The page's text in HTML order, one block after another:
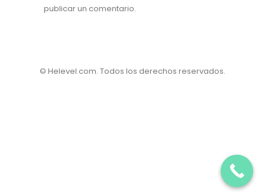
publicar un comentario.
© Helevel.com. Todos los derechos reservados.